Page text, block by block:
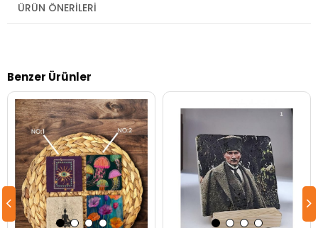
ÜRÜN ÖNERILERI
Benzer Ürünler